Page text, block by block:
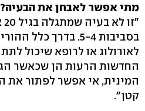
מתי אפשר לאבחן את הבעיה?
בסביבות 5-4. בדרך
לאורולוג או לרופא שיכול
החדשות הרעות הן שכאשר
המינית, אי אפשר לפתור את
קטן".